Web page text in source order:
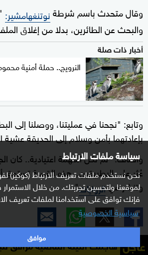
سياسة ملفات الارتباط
نحن نستخدم ملفات تعريف الارتباط (كوكيز)
لموقعنا ولتحسين تجربتك. من خلال
فإنك توافق على استخدامنا لملفات تعريف
سياسية الخصوصية
موافق
وقال متحدث باسم شرطةنوتنغهامشير:
والبحث عن الطائرين، بدلا من إغلاق
أخبار ذات صلة
النرويج.. حملة أمنية محمومة
وتابع: "نجحنا في عمليتنا، ووصلنا إلى
بإعادتهما بأمن وسلام إلى الحديقة عشية
وأضاف: "لم تكن المهمة اعتيادية.. كان
عُثِر على البطريقين.. هذه القصة تستحق
وتنشر فيالروايات".
أخبار بريطانيا بطاريق إنقاذ بطريق عاجل
الماضية مرافق للبنية التحتية